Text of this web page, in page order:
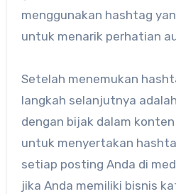
menggunakan hashtag
untuk menarik perhatian
Setelah menemukan
langkah selanjutnya
dengan bijak dalam
untuk menyertakan
setiap posting Anda di
jika Anda memiliki bisnis